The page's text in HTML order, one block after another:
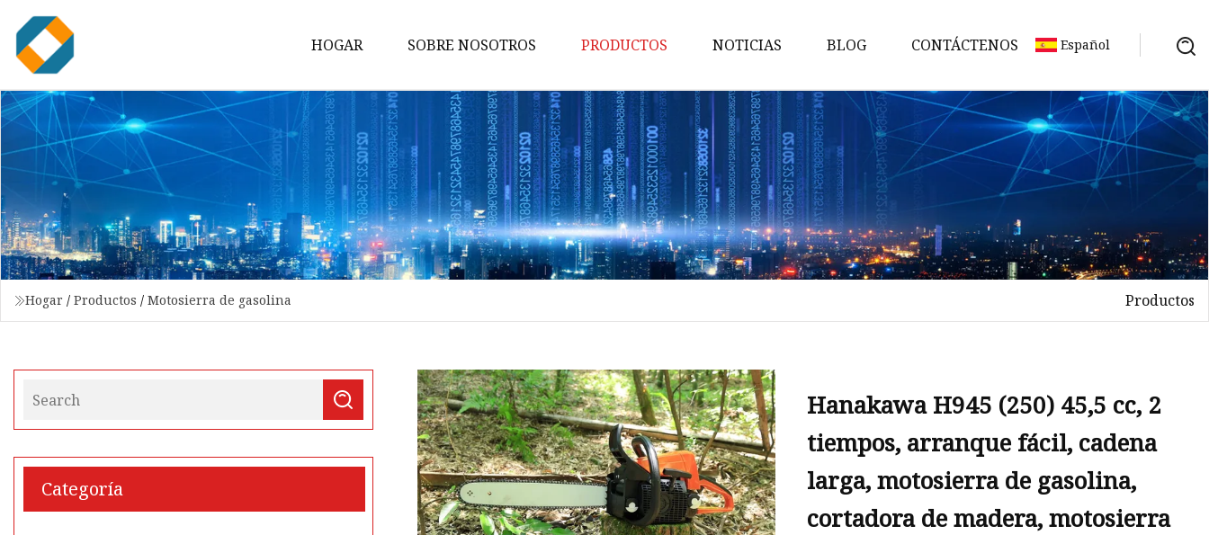
HOGAR SOBRE NOSOTROS PRODUCTOS
Motosierra
Motosierra de gasolina
Desbrozadora de gasolina
Mini motosierra
Motosierra semiprofesional
NOTICIAS BLOG CONTÁCTENOS Español
Hogar / Productos / Motosierra de gasolina Productos
Categoría
Hanakawa H945 (250) 45,5 cc, 2
tiempos, arranque fácil, cadena
larga, motosierra de gasolina,
cortadora de madera, motosierra